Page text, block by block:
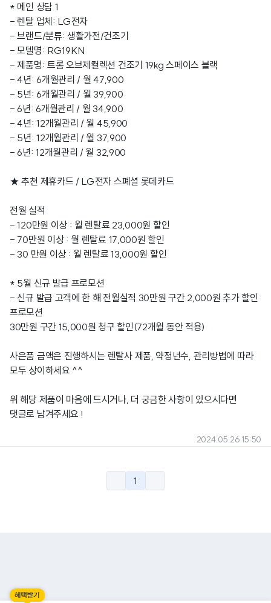
* 메인 상담 1
- 렌탈 업체: LG전자
- 브랜드/분류: 생활가전/건조기
- 모델명: RG19KN
- 제품명: 트롬 오브제컬렉션 건조기 19kg 스페이스 블랙
- 4년: 6개월관리 / 월 47,900
- 5년: 6개월관리 / 월 39,900
- 6년: 6개월관리 / 월 34,900
- 4년: 12개월관리 / 월 45,900
- 5년: 12개월관리 / 월 37,900
- 6년: 12개월관리 / 월 32,900
★ 추천 제휴카드 / LG전자 스폐셜 롯데카드
전월 실적
- 120만원 이상 : 월 렌탈료 23,000원 할인
- 70만원 이상 : 월 렌탈료 17,000원 할인
- 30 만원 이상 : 월 렌탈료 13,000원 할인
* 5월 신규 발급 프로모션
- 신규 발급 고객에 한 해 전월실적 30만원 구간 2,000원 추가 할인
프로모션
30만원 구간 15,000원 청구 할인(72개월 동안 적용)
사은품 금액은 진행하시는 렌탈사 제품, 약정년수, 관리방법에 따라
모두 상이하세요 ^^
위 해당 제품이 마음에 드시거나, 더 궁금한 사항이 있으시다면
댓글로 남겨주세요 !
2024.05.26 15:50
1